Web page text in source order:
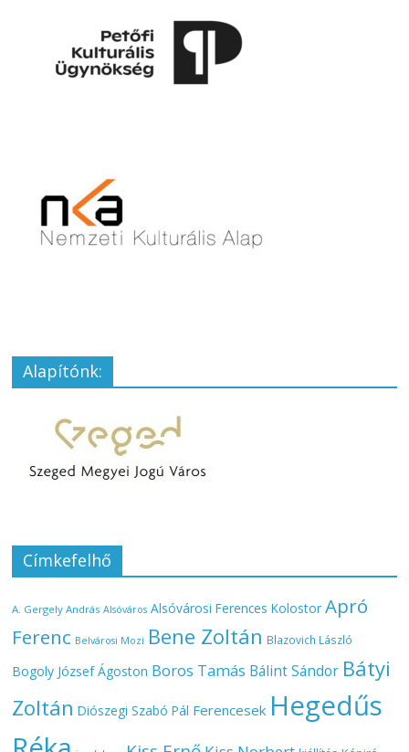
Alapítónk:
Címkefelhő
A. Gergely András Alsóváros Alsóvárosi Ferences Kolostor Apró
Ferenc Belvárosi Mozi Bene Zoltán Blazovich László
Bogoly József Ágoston Boros Tamás Bálint Sándor Bátyi
Zoltán Diószegi Szabó Pál Ferencesek Hegedűs